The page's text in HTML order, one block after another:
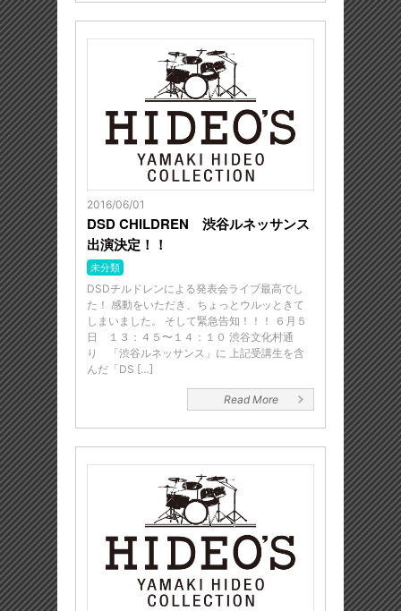
2016/06/01
DSD CHILDREN 渋谷ルネッサンス
出演決定！！
未分類
DSDチルドレンによる発表会ライブ最高でし
た！ 感動をいただき、ちょっとウルッときて
しまいました。 そして緊急告知！！！ ６月５
日 １３：４５〜１４：１０ 渋谷文化村通
り 「渋谷ルネッサンス」に 上記受講生を含
んだ「DS […]
Read More